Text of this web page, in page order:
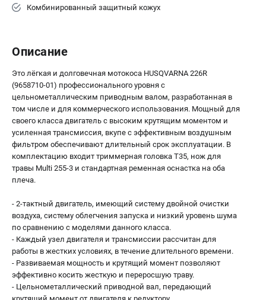
Комбинированный защитный кожух
Описание
Это лёгкая и долговечная мотокоса HUSQVARNA 226R
(9658710-01) профессионального уровня с
цельнометаллическим приводным валом, разработанная в
том числе и для коммерческого использования. Мощный для
своего класса двигатель с высоким крутящим моментом и
усиленная трансмиссия, вкупе с эффективным воздушным
фильтром обеспечивают длительный срок эксплуатации. В
комплектацию входит триммерная головка T35, нож для
травы Multi 255-3 и стандартная ременная оснастка на оба
плеча.
- 2-тактный двигатель, имеющий систему двойной очистки
воздуха, систему облегчения запуска и низкий уровень шума
по сравнению с моделями данного класса.
- Каждый узел двигателя и трансмиссии рассчитан для
работы в жестких условиях, в течение длительного времени.
- Развиваемая мощность и крутящий момент позволяют
эффективно косить жесткую и переросшую траву.
- Цельнометаллический приводной вал, передающий